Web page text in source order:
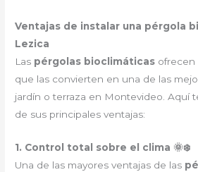
Ventajas de instalar una pérgola
Lezica
Las pérgolas bioclimáticas ofrecen
que las convierten en una de las
jardín o terraza en Montevideo. Aquí
de sus principales ventajas:
1. Control total sobre el clima 🌞❄️
Una de las mayores ventajas de las